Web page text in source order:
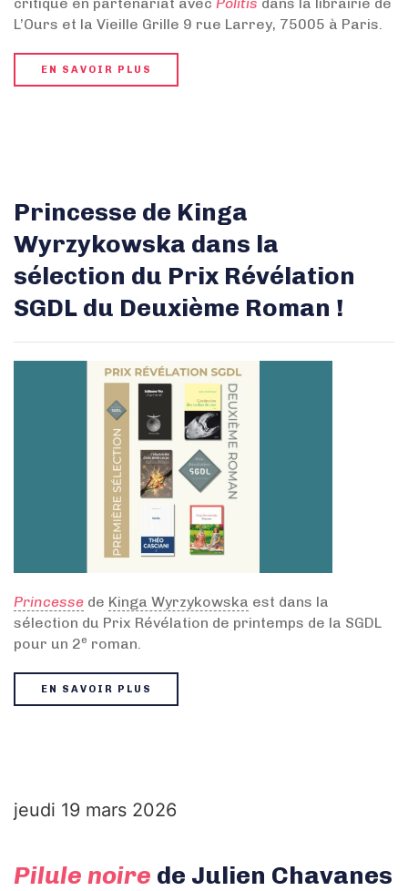
L’Ours et la Vieille Grille 9 rue Larrey, 75005 à Paris.
EN SAVOIR PLUS
Princesse de Kinga
Wyrzykowska dans la
sélection du Prix Révélation
SGDL du Deuxième Roman !
Princesse de Kinga Wyrzykowska est dans la
sélection du Prix Révélation de printemps de la SGDL
pour un 2e roman.
EN SAVOIR PLUS
jeudi 19 mars 2026
Pilule noire de Julien Chavanes